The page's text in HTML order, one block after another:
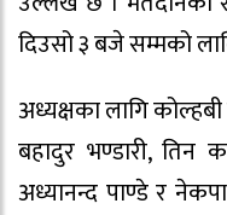
दिउसो ३ बजे सम्मको
अध्यक्षका लागि
बहादुर भण्डारी, तिन
अध्यानन्द पाण्डे र